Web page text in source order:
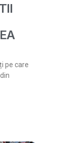
pe care